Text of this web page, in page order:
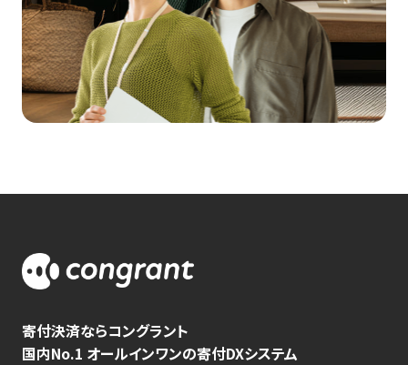
寄付決済ならコングラント
国内No.1 オールインワンの寄付DXシステム